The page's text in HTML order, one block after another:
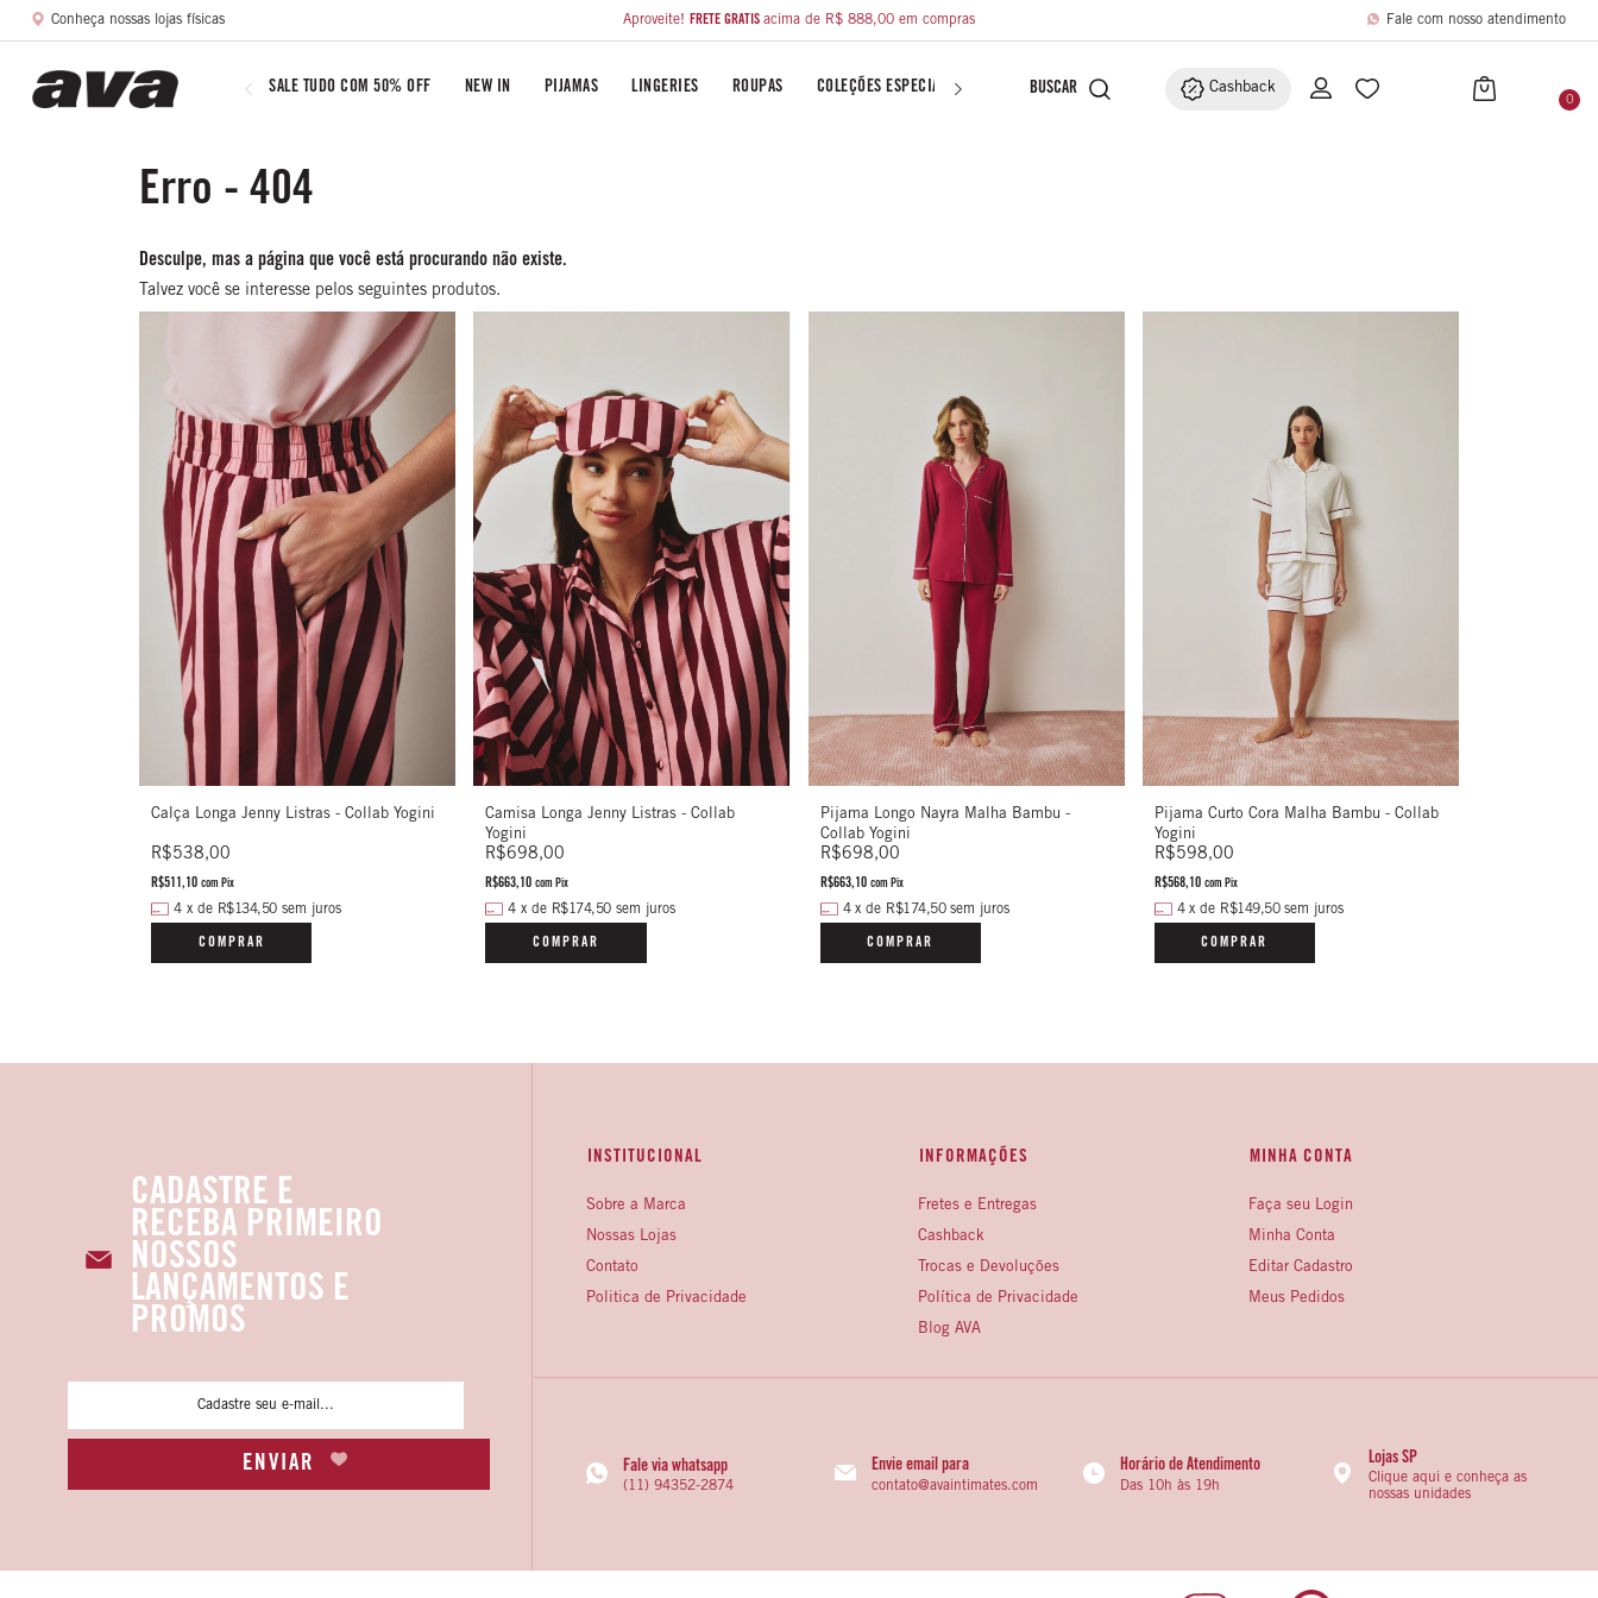
Conheça nossas lojas físicas Aproveite! FRETE GRÁTIS acima de R$ 888,00 em compras Fale com nosso atendimento
SALE TUDO COM 50% OFF NEW IN PIJAMAS LINGERIES ROUPAS COLEÇÕES ESPECIAIS LIBERTY FABRIC ACESSÓRIOS Cashback
0
Erro - 404
Desculpe, mas a página que você está procurando não existe.
Talvez você se interesse pelos seguintes produtos.
Calça Longa Jenny Listras - Collab Yogini
R$538,00
R$511,10 com Pix
4 x de R$134,50 sem juros
COMPRAR
Camisa Longa Jenny Listras - Collab
Yogini
R$698,00
R$663,10com Pix
4 x de R$174,50 sem juros
COMPRAR
Pijama Longo Nayra Malha Bambu -
Collab Yogini
R$698,00
R$663,10 com Pix
4 x de R$174,50 sem juros
COMPRAR
Pijama Curto Cora Malha Bambu - Collab
Yogini
R$598,00
R$568,10 com Pix
4 xde R$149,50 sem juros
COMPRAR
CADASTRE E
RECEBA PRIMEIRO
NOSSOS
LANÇAMENTOS E
PROMOS
INSTITUCIONAL
Sobre a Marca
Nossas Lojas
Contato
Politica de Privacidade
INFORMAÇÕES
Fretes e Entregas
Cashback
Trocas e Devoluções
Política de Privacidade
Blog AVA
MINHA CONTA
Faça seu Login
Minha Conta
Editar Cadastro
Meus Pedidos
Fale via whatsapp
(11) 94352-2874
Envie email para
contato@avaintimates.com
Horário de Atendimento
Das 10h às 19h
Lojas SP
Clique aqui e conheça as
nossas unidades